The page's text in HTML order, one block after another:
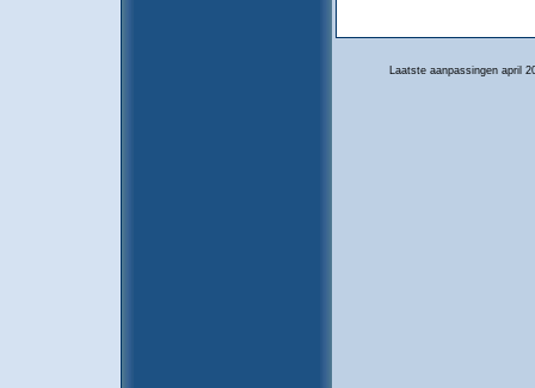
Laatste aanpassingen april